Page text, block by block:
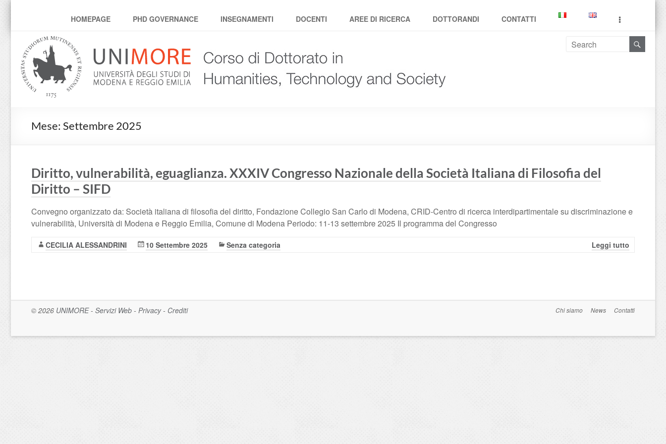
PhD Humanities, Technology and Society
HOMEPAGE PHD GOVERNANCE INSEGNAMENTI DOCENTI AREE DI RICERCA DOTTORANDI CONTATTI
Mese: Settembre 2025
Diritto, vulnerabilità, eguaglianza. XXXIV Congresso Nazionale della Società Italiana di Filosofia del
Diritto – SIFD
Convegno organizzato da: Società italiana di filosofia del diritto, Fondazione Collegio San Carlo di Modena, CRID-Centro di ricerca interdipartimentale su discriminazione e
vulnerabilità, Università di Modena e Reggio Emilia, Comune di Modena Periodo: 11-13 settembre 2025 Il programma del Congresso
CECILIA ALESSANDRINI 10 Settembre 2025 Senza categoria Leggi tutto
© 2026 UNIMORE- Servizi Web - Privacy- Crediti Chi siamo News Contatti